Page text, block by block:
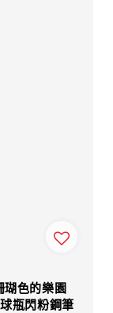
瑚色的樂園
瓶閃粉鋼筆